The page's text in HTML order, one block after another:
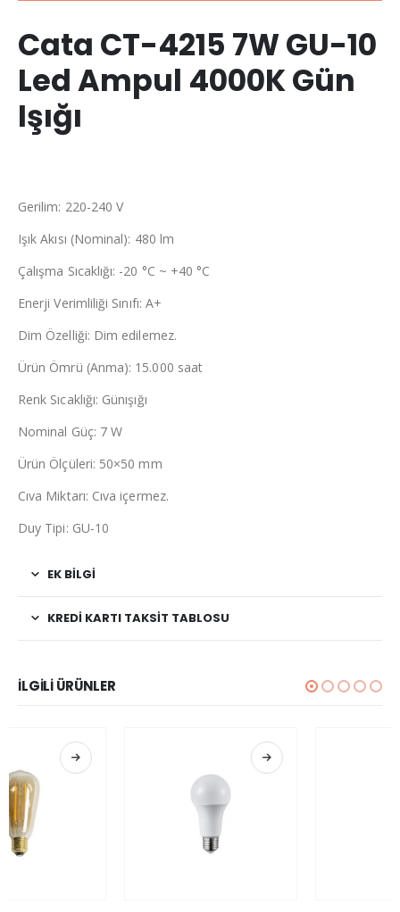
Cata CT-4215 7W GU-10
Led Ampul 4000K Gün
Işığı
Gerilim: 220-240 V
Işık Akısı (Nominal): 480 lm
Çalışma Sıcaklığı: -20 °C ~ +40 °C
Enerji Verimliliği Sınıfı: A+
Dim Özelliği: Dim edilemez.
Ürün Ömrü (Anma): 15.000 saat
Renk Sıcaklığı: Günışığı
Nominal Güç: 7 W
Ürün Ölçüleri: 50×50 mm
Cıva Miktarı: Cıva içermez.
Duy Tipi: GU-10
EK BILGI
KREDI KARTI TAKSIT TABLOSU
İLGILI ÜRÜNLER